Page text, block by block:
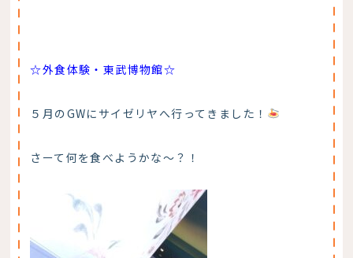
☆外食体験・東武博物館☆
５月のGWにサイゼリヤへ行ってきました！
さーて何を食べようかな～？！